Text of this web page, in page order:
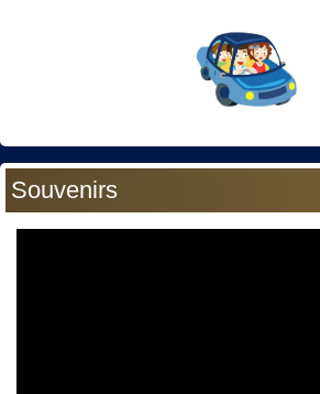
Souvenirs